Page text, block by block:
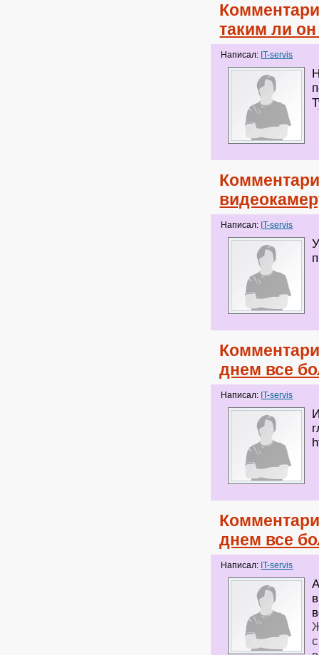
таким ли
Написал: IT-servis
Написал: IT-servis
днем все
Написал: IT-servis
днем все
Написал: IT-servis